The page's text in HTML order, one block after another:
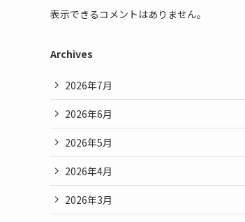
表示できるコメントはありません。
Archives
2026年7月
2026年6月
2026年5月
2026年4月
2026年3月